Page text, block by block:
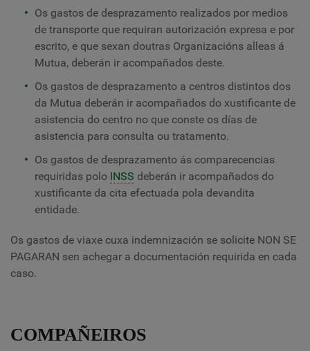
Os gastos de desprazamento realizados por medios
de transporte que requiran autorización expresa e por
escrito, e que sexan doutras Organizacións alleas á
Mutua, deberán ir acompañados deste.
Os gastos de desprazamento a centros distintos dos
da Mutua deberán ir acompañados do xustificante de
asistencia do centro no que conste os días de
asistencia para consulta ou tratamento.
Os gastos de desprazamento ás comparecencias
requiridas polo INSS deberán ir acompañados do
xustificante da cita efectuada pola devandita
entidade.
Os gastos de viaxe cuxa indemnización se solicite NON SE
PAGARAN sen achegar a documentación requirida en cada
caso.
COMPAÑEIROS